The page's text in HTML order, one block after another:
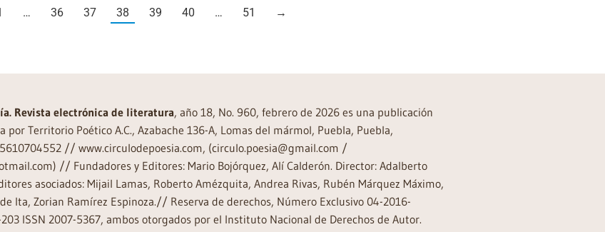
… 36 37 38 39 40 … 51 →
Revista electrónica de literatura, año 18, No. 960, febrero de 2026 es una publicación
por Territorio Poético A.C., Azabache 136-A, Lomas del mármol, Puebla, Puebla,
5610704552 // www.circulodepoesia.com, (circulo.poesia@gmail.com /
// Fundadores y Editores: Mario Bojórquez, Alí Calderón. Director: Adalberto
asociados: Mijail Lamas, Roberto Amézquita, Andrea Rivas, Rubén Márquez Máximo,
Ita, Zorian Ramírez Espinoza.// Reserva de derechos, Número Exclusivo 04-2016-
ISSN 2007-5367, ambos otorgados por el Instituto Nacional de Derechos de Autor.